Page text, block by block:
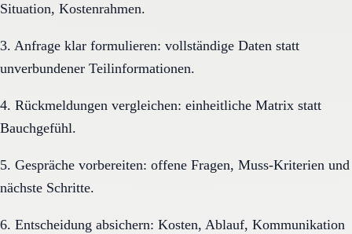
Situation, Kostenrahmen.
3. Anfrage klar formulieren: vollständige Daten statt
unverbundener Teilinformationen.
4. Rückmeldungen vergleichen: einheitliche Matrix statt
Bauchgefühl.
5. Gespräche vorbereiten: offene Fragen, Muss-Kriterien und
nächste Schritte.
6. Entscheidung absichern: Kosten, Ablauf, Kommunikation